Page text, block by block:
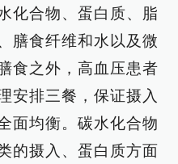
化合物、蛋白质、脂
膳食纤维和水以及微
食之外，高血压患者
安排三餐，保证摄入
面均衡。碳水化合物
的摄入、蛋白质方面